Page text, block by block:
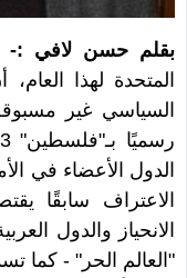
بقلم حسن لافي :-
المتحدة لهذا
السياسي غير
الاعتراف سابقًا
الانحياز والدول
"العالم الحر" - كما